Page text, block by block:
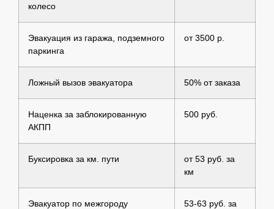
колесо
Эвакуация из гаража, подземного
паркинга
от 3500 р.
Ложный вызов эвакуатора 50% от заказа
Наценка за заблокированную
АКПП
500 руб.
Буксировка за км. пути
от 53 руб. за
км
Эвакуатор по межгороду
53-63 руб. за